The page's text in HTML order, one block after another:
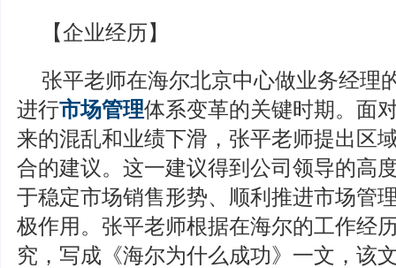
【企业经历】
张平老师在海尔北京中心做业务经理
进行市场管理体系变革的关键时期。面
来的混乱和业绩下滑，张平老师提出区
合的建议。这一建议得到公司领导的高
于稳定市场销售形势、顺利推进市场管
极作用。张平老师根据在海尔的工作经
究，写成《海尔为什么成功》一文，该